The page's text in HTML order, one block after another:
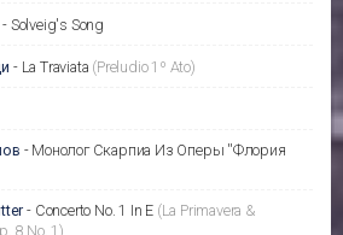
- Solveig's Song
- La Traviata (Preludio 1º Ato)
- Монолог Скарпиа Из Оперы ''Флория
- Concerto No. 1 In E (La Primavera &
8 No. 1)